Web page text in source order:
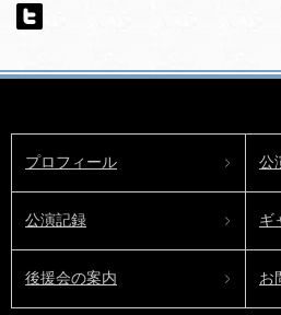
プロフィール 公
公演記録 ギ
後援会の案内 お